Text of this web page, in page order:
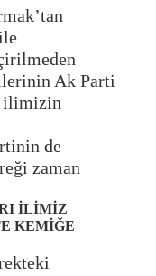
Ak Parti
ilimizin
de
zaman
İLİMİZ
KEMİĞE